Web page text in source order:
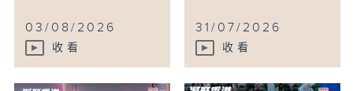
03/08/2026
收看
31/07/2026
收看